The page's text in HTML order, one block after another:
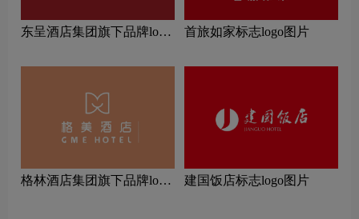
东呈酒店集团旗下品牌logo
首旅如家标志logo图片
‌格林酒店集团旗下品牌logo
建国饭店标志logo图片